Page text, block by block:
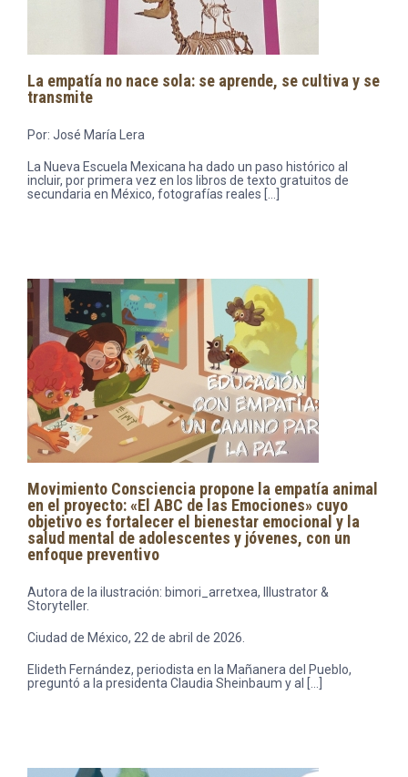
La empatía no nace sola: se aprende, se cultiva y se
transmite
Por: José María Lera
La Nueva Escuela Mexicana ha dado un paso histórico al
incluir, por primera vez en los libros de texto gratuitos de
secundaria en México, fotografías reales […]
Movimiento Consciencia propone la empatía animal
en el proyecto: «El ABC de las Emociones» cuyo
objetivo es fortalecer el bienestar emocional y la
salud mental de adolescentes y jóvenes, con un
enfoque preventivo
Autora de la ilustración: bimori_arretxea, Illustrator &
Storyteller.
Ciudad de México, 22 de abril de 2026.
Elideth Fernández, periodista en la Mañanera del Pueblo,
preguntó a la presidenta Claudia Sheinbaum y al […]